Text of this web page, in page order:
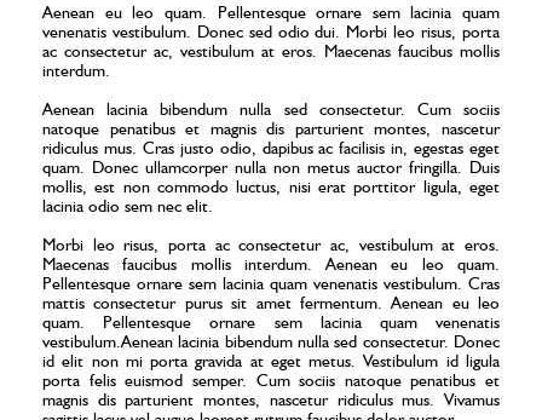
Aenean eu leo quam. Pellentesque ornare sem lacinia quam
venenatis vestibulum. Donec sed odio dui. Morbi leo risus, porta
ac consectetur ac, vestibulum at eros. Maecenas faucibus mollis
interdum.
Aenean lacinia bibendum nulla sed consectetur. Cum sociis
natoque penatibus et magnis dis parturient montes, nascetur
ridiculus mus. Cras justo odio, dapibus ac facilisis in, egestas eget
quam. Donec ullamcorper nulla non metus auctor fringilla. Duis
mollis, est non commodo luctus, nisi erat porttitor ligula, eget
lacinia odio sem nec elit.
Morbi leo risus, porta ac consectetur ac, vestibulum at eros.
Maecenas faucibus mollis interdum. Aenean eu leo quam.
Pellentesque ornare sem lacinia quam venenatis vestibulum. Cras
mattis consectetur purus sit amet fermentum. Aenean eu leo
quam. Pellentesque ornare sem lacinia quam venenatis
vestibulum.Aenean lacinia bibendum nulla sed consectetur. Donec
id elit non mi porta gravida at eget metus. Vestibulum id ligula
porta felis euismod semper. Cum sociis natoque penatibus et
magnis dis parturient montes, nascetur ridiculus mus. Vivamus